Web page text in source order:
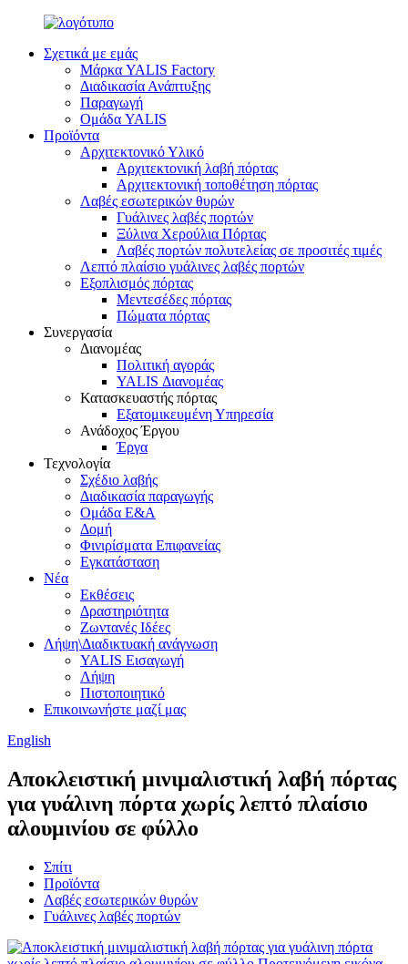
Σχετικά με εμάς
Μάρκα YALIS Factory
Διαδικασία Ανάπτυξης
Παραγωγή
Ομάδα YALIS
Προϊόντα
Αρχιτεκτονικό Υλικό
Αρχιτεκτονική λαβή πόρτας
Αρχιτεκτονική τοποθέτηση πόρτας
Λαβές εσωτερικών θυρών
Γυάλινες λαβές πορτών
Ξύλινα Χερούλια Πόρτας
Λαβές πορτών πολυτελείας σε προσιτές τιμές
Λεπτό πλαίσιο γυάλινες λαβές πορτών
Εξοπλισμός πόρτας
Μεντεσέδες πόρτας
Πώματα πόρτας
Συνεργασία
Διανομέας
Πολιτική αγοράς
YALIS Διανομέας
Κατασκευαστής πόρτας
Εξατομικευμένη Υπηρεσία
Ανάδοχος Έργου
Έργα
Τεχνολογία
Σχέδιο λαβής
Διαδικασία παραγωγής
Ομάδα Ε&Α
Δομή
Φινιρίσματα Επιφανείας
Εγκατάσταση
Νέα
Εκθέσεις
Δραστηριότητα
Ζωντανές Ιδέες
Λήψη\Διαδικτυακή ανάγνωση
YALIS Εισαγωγή
Λήψη
Πιστοποιητικό
Επικοινωνήστε μαζί μας
English
Αποκλειστική μινιμαλιστική λαβή πόρτας
για γυάλινη πόρτα χωρίς λεπτό πλαίσιο
αλουμινίου σε φύλλο
Σπίτι
Προϊόντα
Λαβές εσωτερικών θυρών
Γυάλινες λαβές πορτών